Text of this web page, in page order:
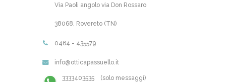
Via Paoli angolo via Don Rossaro
38068, Rovereto (TN)
0464 - 435579
info@otticapassuello.it
3333403535 (solo messaggi)